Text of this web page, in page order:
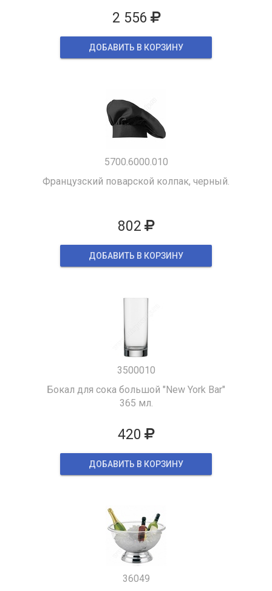
2 556
ДОБАВИТЬ В КОРЗИНУ
5700.6000.010
Французский поварской колпак, черный.
802
ДОБАВИТЬ В КОРЗИНУ
3500010
Бокал для сока большой "New York Bar"
365 мл.
420
ДОБАВИТЬ В КОРЗИНУ
36049